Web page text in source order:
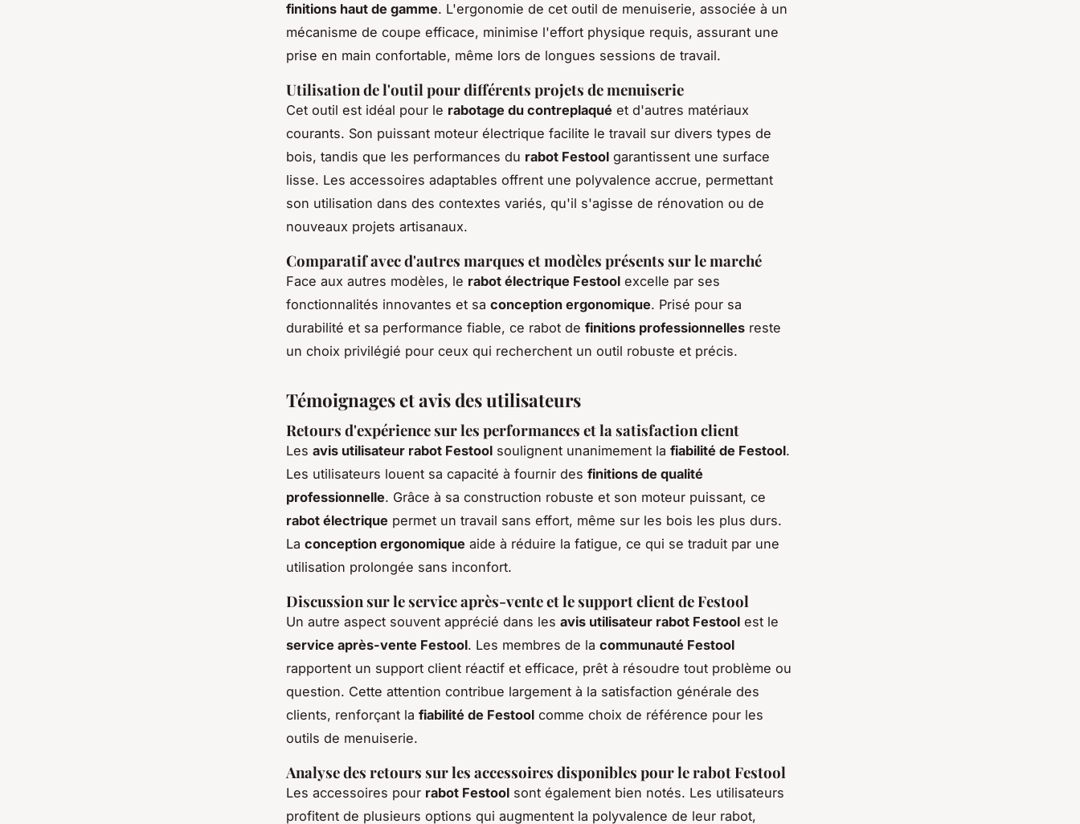
finitions haut de gamme. L'ergonomie de cet outil de menuiserie, associée à un
mécanisme de coupe efficace, minimise l'effort physique requis, assurant une
prise en main confortable, même lors de longues sessions de travail.
Utilisation de l'outil pour différents projets de menuiserie
Cet outil est idéal pour le rabotage du contreplaqué et d'autres matériaux
courants. Son puissant moteur électrique facilite le travail sur divers types de
bois, tandis que les performances du rabot Festool garantissent une surface
lisse. Les accessoires adaptables offrent une polyvalence accrue, permettant
son utilisation dans des contextes variés, qu'il s'agisse de rénovation ou de
nouveaux projets artisanaux.
Comparatif avec d'autres marques et modèles présents sur le marché
Face aux autres modèles, le rabot électrique Festool excelle par ses
fonctionnalités innovantes et sa conception ergonomique. Prisé pour sa
durabilité et sa performance fiable, ce rabot de finitions professionnelles reste
un choix privilégié pour ceux qui recherchent un outil robuste et précis.
Témoignages et avis des utilisateurs
Retours d'expérience sur les performances et la satisfaction client
Les avis utilisateur rabot Festool soulignent unanimement la fiabilité de Festool.
Les utilisateurs louent sa capacité à fournir des finitions de qualité
professionnelle. Grâce à sa construction robuste et son moteur puissant, ce
rabot électrique permet un travail sans effort, même sur les bois les plus durs.
La conception ergonomique aide à réduire la fatigue, ce qui se traduit par une
utilisation prolongée sans inconfort.
Discussion sur le service après-vente et le support client de Festool
Un autre aspect souvent apprécié dans les avis utilisateur rabot Festool est le
service après-vente Festool. Les membres de la communauté Festool
rapportent un support client réactif et efficace, prêt à résoudre tout problème ou
question. Cette attention contribue largement à la satisfaction générale des
clients, renforçant la fiabilité de Festool comme choix de référence pour les
outils de menuiserie.
Analyse des retours sur les accessoires disponibles pour le rabot Festool
Les accessoires pour rabot Festool sont également bien notés. Les utilisateurs
profitent de plusieurs options qui augmentent la polyvalence de leur rabot,